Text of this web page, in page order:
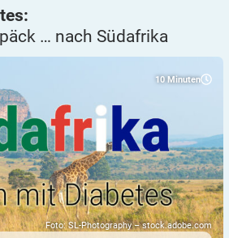
… nach Südafrika
10 Minuten
Foto: SL-Photography – stock.adobe.com